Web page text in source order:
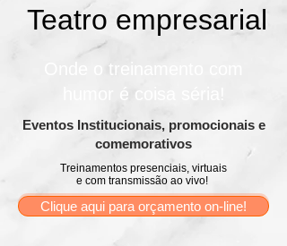
Teatro empresarial​
Onde o treinamento com
humor é coisa séria!
​Eventos Institucionais, promocionais e
comemorativos
Treinamentos presenciais, virtuais
e com transmissão ao vivo!
Clique aqui para orçamento on-line!